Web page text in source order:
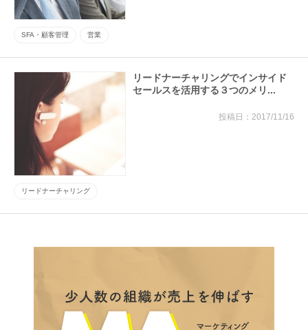
SFA・顧客管理 営業
リードナーチャリングでインサイド
セールスを活用する３つのメリ...
2017/11/16
リードナーチャリング